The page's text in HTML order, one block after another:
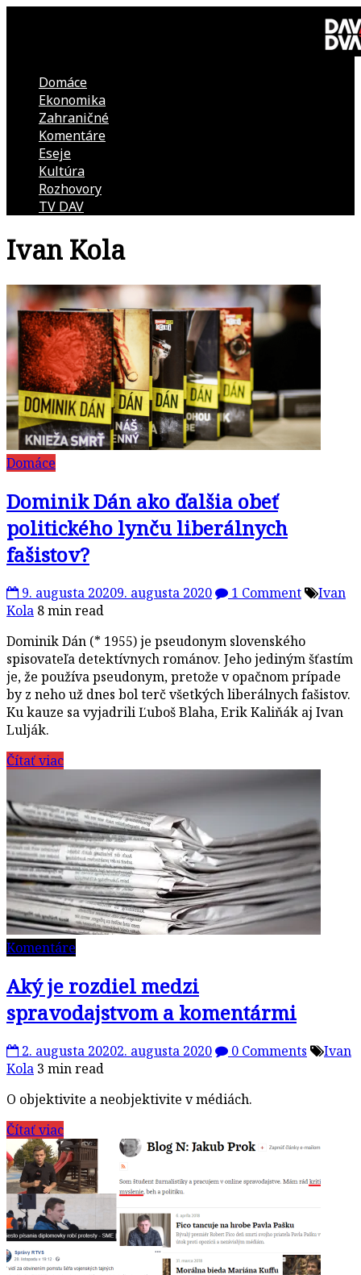
DAV
DVA
kultúrno-
politická
revue
Domáce
Ekonomika
Zahraničné
Komentáre
Eseje
Kultúra
Rozhovory
TV DAV
Ivan Kola
Domáce
Dominik Dán ako ďalšia obeť
politického lynču liberálnych
fašistov?
9. augusta 20209. augusta 2020 1 Comment
Ivan
Kola 8 min read
Dominik Dán (* 1955) je pseudonym slovenského
spisovateľa detektívnych románov. Jeho jediným šťastím
je, že používa pseudonym, pretože v opačnom prípade
by z neho už dnes bol terč všetkých liberálnych fašistov.
Ku kauze sa vyjadrili Ľuboš Blaha, Erik Kaliňák aj Ivan
Lulják.
Čítať viac
Komentáre
Aký je rozdiel medzi
spravodajstvom a komentármi
2. augusta 20202. augusta 2020 0 Comments
Ivan
Kola 3 min read
O objektivite a neobjektivite v médiách.
Čítať viac